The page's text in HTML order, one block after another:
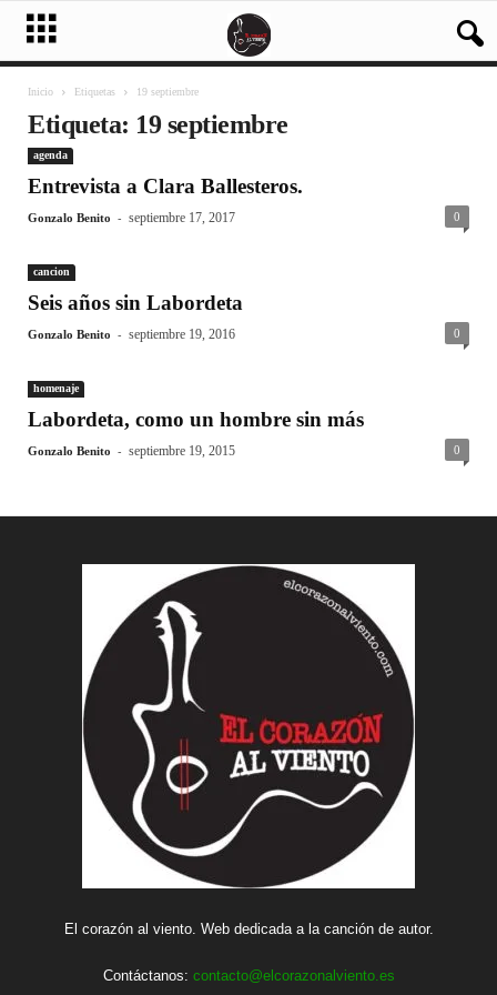
Inicio Etiquetas 19 septiembre
Etiqueta: 19 septiembre
agenda
Entrevista a Clara Ballesteros.
Gonzalo Benito - septiembre 17, 2017 0
cancion
Seis años sin Labordeta
Gonzalo Benito - septiembre 19, 2016 0
homenaje
Labordeta, como un hombre sin más
Gonzalo Benito - septiembre 19, 2015 0
El corazón al viento. Web dedicada a la canción de autor.
Contáctanos: contacto@elcorazonalviento.es